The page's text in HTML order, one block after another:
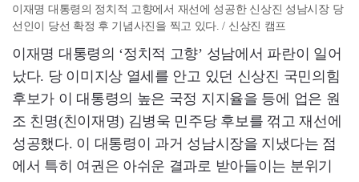
이재명 대통령의 정치적 고향에서 재선에 성공한 신상진 성남시장 당
선인이 당선 확정 후 기념사진을 찍고 있다. / 신상진 캠프
이재명 대통령의 ‘정치적 고향’ 성남에서 파란이 일어
났다. 당 이미지상 열세를 안고 있던 신상진 국민의힘
후보가 이 대통령의 높은 국정 지지율을 등에 업은 원
조 친명(친이재명) 김병욱 민주당 후보를 꺾고 재선에
성공했다. 이 대통령이 과거 성남시장을 지냈다는 점
에서 특히 여권은 아쉬운 결과로 받아들이는 분위기